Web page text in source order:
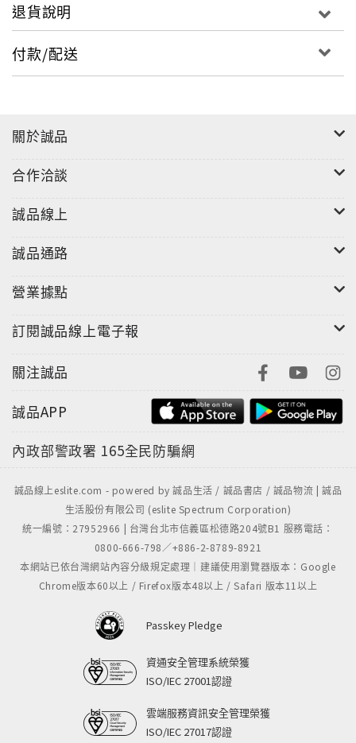
退貨說明
付款/配送
關於誠品
合作洽談
誠品線上
誠品通路
營業據點
訂閱誠品線上電子報
關注誠品
誠品APP
內政部警政署 165全民防騙網
誠品線上eslite.com - powered by 誠品生活 / 誠品書店 / 誠品物流 | 誠品
生活股份有限公司 (eslite Spectrum Corporation)
統一編號：27952966 | 台灣台北市信義區松德路204號B1 服務電話：
0800-666-798／+886-2-8789-8921
本網站已依台灣網站內容分級規定處理｜建議使用瀏覽器版本：Google
Chrome版本60以上 / Firefox版本48以上 / Safari 版本11以上
Passkey Pledge
資通安全管理系統榮獲
ISO/IEC 27001認證
雲端服務資訊安全管理榮獲
ISO/IEC 27017認證